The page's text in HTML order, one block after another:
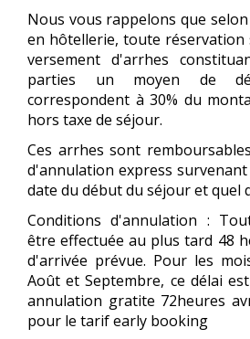
Nous vous rappelons que
en hôtellerie, toute réservation
versement d'arrhes
parties un moyen de
correspondent à 30% du
hors taxe de séjour.
Ces arrhes sont
d'annulation express
date du début du séjour et quel
Conditions d'annulation :
être effectuée au plus tard 48
d'arrivée prévue. Pour les
Août et Septembre, ce délai
annulation gratite 72heures
pour le tarif early booking